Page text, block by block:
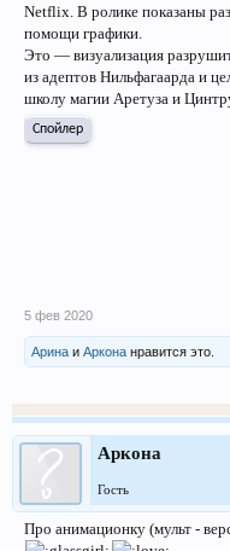
Netflix. В ролике показаны
помощи графики.
Это — визуализация
из адептов Нильфагаарда и
школу магии Аретуза и
Спойлер
5 фев 2020
Арина и Аркона нравится это.
Аркона
Гость
Про анимационку (мульт -